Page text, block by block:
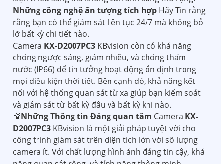
Những công nghệ ấn tượng tích hợp Hãy Tin rằng
rằng bạn có thể giám sát liên tục 24/7 mà không bỏ
lỡ bất kỳ chi tiết nào.
Camera KX-D2007PC3 KBvision còn có khả năng
chống ngược sáng, giảm nhiễu, và chống thấm
nước (IP66) để tin tưởng hoạt động ổn định trong
mọi điều kiện thời tiết. Bên cạnh đó, khả năng kết
nối với hệ thống quan sát từ xa giúp bạn kiểm soát
và giám sát từ bất kỳ đâu và bất kỳ khi nào.
💯Những Thông tin Đáng quan tâm Camera KX-
D2007PC3 KBvision là một giải pháp tuyệt vời cho
công trình giám sát trên diện tích lớn với số lượng
camera ít. Với chất lượng hình ảnh đáng tin cậy, khả